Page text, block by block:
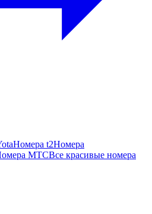
Номера t2Номера
МТСВсе красивые номера